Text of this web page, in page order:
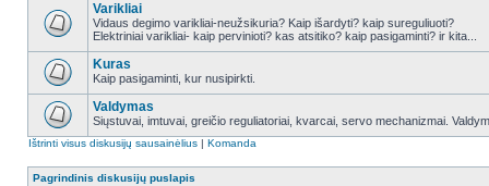
Varikliai
Vidaus degimo varikliai-neužsikuria? Kaip išardyti? kaip sureguliuoti?
Elektriniai varikliai- kaip pervinioti? kas atsitiko? kaip pasigaminti? ir kita...
Kuras
Kaip pasigaminti, kur nusipirkti.
Valdymas
Siųstuvai, imtuvai, greičio reguliatoriai, kvarcai, servo mechanizmai.
Ištrinti visus diskusijų sausainėlius | Komanda
Pagrindinis diskusijų puslapis